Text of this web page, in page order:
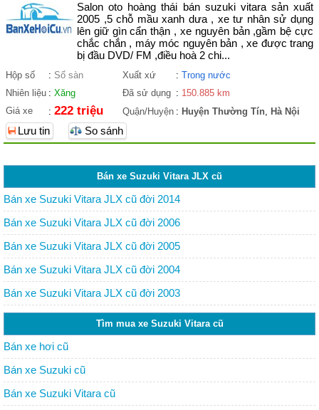
Salon oto hoàng thái bán suzuki vitara sản xuất
2005 ,5 chỗ mầu xanh dưa , xe tư nhân sử dụng
lên giữ gìn cẩn thận , xe nguyên bản ,gầm bệ cực
chắc chắn , máy móc nguyên bản , xe được trang
bị đầu DVD/ FM ,điều hoà 2 chi...
Hộp số : Số sàn Xuất xứ : Trong nước
Nhiên liệu : Xăng Đã sử dụng : 150.885 km
Giá xe
: 222 triệu Quận/Huyện : Huyện Thường Tín, Hà Nội
Lưu tin So sánh
Bán xe Suzuki Vitara JLX cũ
Bán xe Suzuki Vitara JLX cũ đời 2014
Bán xe Suzuki Vitara JLX cũ đời 2006
Bán xe Suzuki Vitara JLX cũ đời 2005
Bán xe Suzuki Vitara JLX cũ đời 2004
Bán xe Suzuki Vitara JLX cũ đời 2003
Tìm mua xe Suzuki Vitara cũ
Bán xe hơi cũ
Bán xe Suzuki cũ
Bán xe Suzuki Vitara cũ